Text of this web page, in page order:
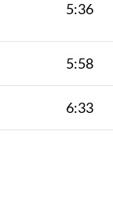
5:36
5:58
6:33